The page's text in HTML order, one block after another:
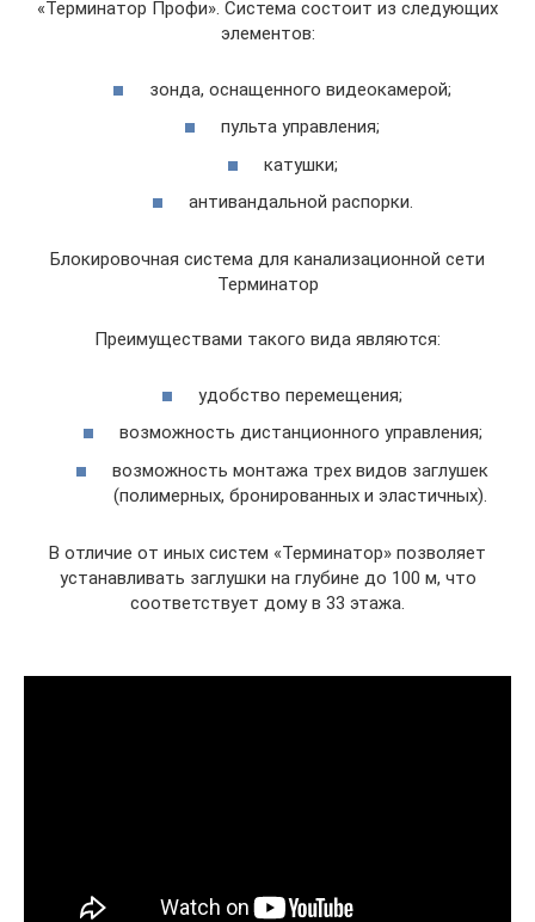
«Терминатор Профи». Система состоит из следующих
элементов:
зонда, оснащенного видеокамерой;
пульта управления;
катушки;
антивандальной распорки.
Блокировочная система для канализационной сети
Терминатор
Преимуществами такого вида являются:
удобство перемещения;
возможность дистанционного управления;
возможность монтажа трех видов заглушек
(полимерных, бронированных и эластичных).
В отличие от иных систем «Терминатор» позволяет
устанавливать заглушки на глубине до 100 м, что
соответствует дому в 33 этажа.